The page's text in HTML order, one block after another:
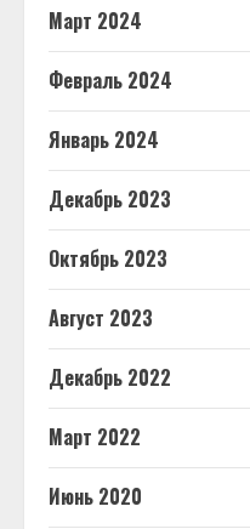
Март 2024
Февраль 2024
Январь 2024
Декабрь 2023
Октябрь 2023
Август 2023
Декабрь 2022
Март 2022
Июнь 2020